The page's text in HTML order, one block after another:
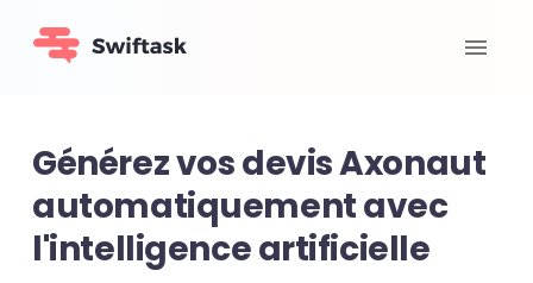
Générez vos devis Axonaut
automatiquement avec
l'intelligence artificielle